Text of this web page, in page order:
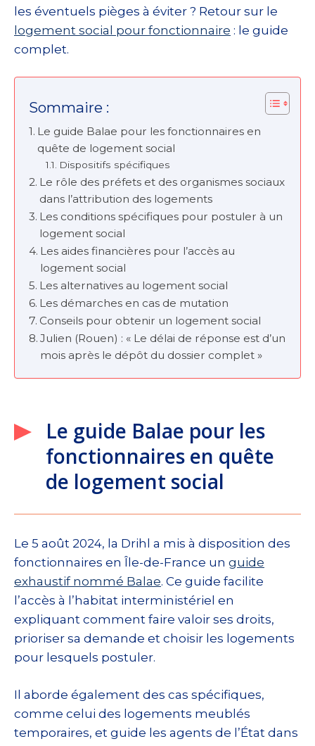
les éventuels pièges à éviter ? Retour sur le
logement social pour fonctionnaire : le guide
complet.
Sommaire :
Le guide Balae pour les fonctionnaires en
quête de logement social
Dispositifs spécifiques
Le rôle des préfets et des organismes sociaux
dans l’attribution des logements
Les conditions spécifiques pour postuler à un
logement social
Les aides financières pour l’accès au
logement social
Les alternatives au logement social
Les démarches en cas de mutation
Conseils pour obtenir un logement social
Julien (Rouen) : « Le délai de réponse est d’un
mois après le dépôt du dossier complet »
Le guide Balae pour les
fonctionnaires en quête
de logement social
Le 5 août 2024, la Drihl a mis à disposition des
fonctionnaires en Île-de-France un guide
exhaustif nommé Balae. Ce guide facilite
l’accès à l’habitat interministériel en
expliquant comment faire valoir ses droits,
prioriser sa demande et choisir les logements
pour lesquels postuler.
Il aborde également des cas spécifiques,
comme celui des logements meublés
temporaires, et guide les agents de l’État dans